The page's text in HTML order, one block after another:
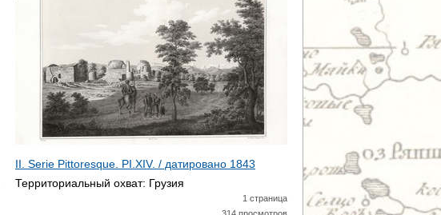
II. Serie Pittoresque. PI.XIV. / датировано 1843
Территориальный охват: Грузия
1 страница